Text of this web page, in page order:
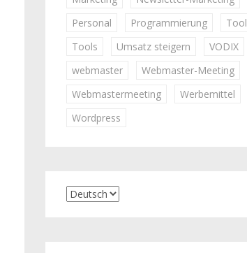
Personal
Programmierung
Tool
Tools
Umsatz steigern
VODIX
webmaster
Webmaster-Meeting
Webmastermeeting
Werbemittel
Wordpress